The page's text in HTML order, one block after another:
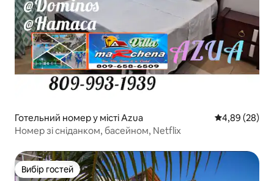
Готельний номер у місті Azua Середня
4,89 (28)
Номер зі сніданком, басейном, Netflix
Вибір гостей
Вибір гостей